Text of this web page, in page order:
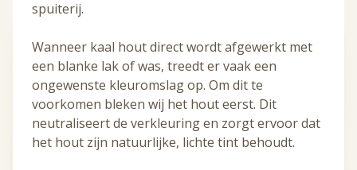
spuiterij.
Wanneer kaal hout direct wordt afgewerkt met
een blanke lak of was, treedt er vaak een
ongewenste kleuromslag op. Om dit te
voorkomen bleken wij het hout eerst. Dit
neutraliseert de verkleuring en zorgt ervoor dat
het hout zijn natuurlijke, lichte tint behoudt.